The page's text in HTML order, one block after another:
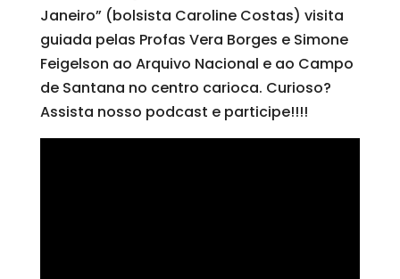
Janeiro” (bolsista Caroline Costas) visita
guiada pelas Profas Vera Borges e Simone
Feigelson ao Arquivo Nacional e ao Campo
de Santana no centro carioca. Curioso?
Assista nosso podcast e participe!!!!